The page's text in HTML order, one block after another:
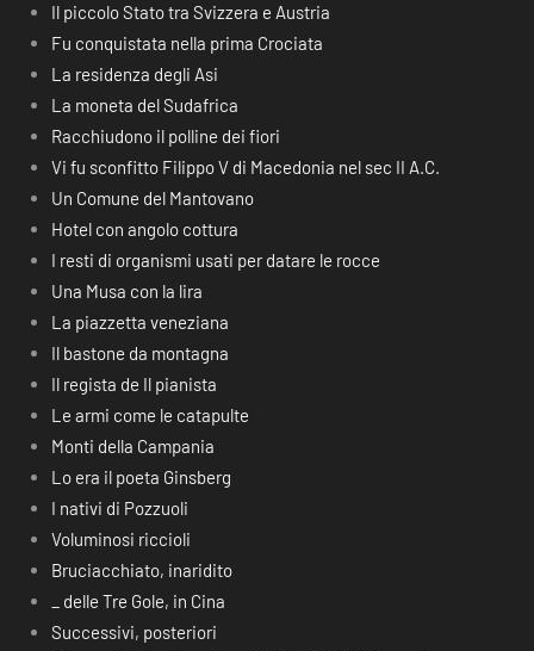
Il piccolo Stato tra Svizzera e Austria
Fu conquistata nella prima Crociata
La residenza degli Asi
La moneta del Sudafrica
Racchiudono il polline dei fiori
Vi fu sconfitto Filippo V di Macedonia nel sec II A.C.
Un Comune del Mantovano
Hotel con angolo cottura
I resti di organismi usati per datare le rocce
Una Musa con la lira
La piazzetta veneziana
Il bastone da montagna
Il regista de Il pianista
Le armi come le catapulte
Monti della Campania
Lo era il poeta Ginsberg
I nativi di Pozzuoli
Voluminosi riccioli
Bruciacchiato, inaridito
_ delle Tre Gole, in Cina
Successivi, posteriori